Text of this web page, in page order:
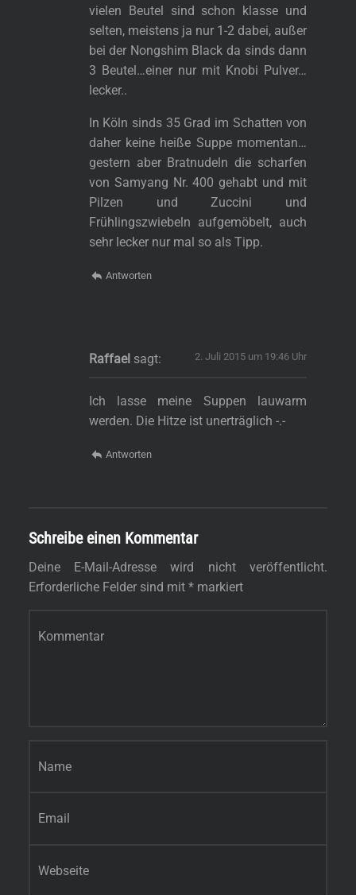
vielen Beutel sind schon klasse und
selten, meistens ja nur 1-2 dabei, außer
bei der Nongshim Black da sinds dann
3 Beutel…einer nur mit Knobi Pulver…
lecker..
In Köln sinds 35 Grad im Schatten von
daher keine heiße Suppe momentan…
gestern aber Bratnudeln die scharfen
von Samyang Nr. 400 gehabt und mit
Pilzen und Zuccini und
Frühlingszwiebeln aufgemöbelt, auch
sehr lecker nur mal so als Tipp.
Antworten
Raffael sagt: 2. Juli 2015 um 19:46 Uhr
Ich lasse meine Suppen lauwarm
werden. Die Hitze ist unerträglich -.-
Antworten
Schreibe einen Kommentar
Deine E-Mail-Adresse wird nicht veröffentlicht.
Erforderliche Felder sind mit *markiert